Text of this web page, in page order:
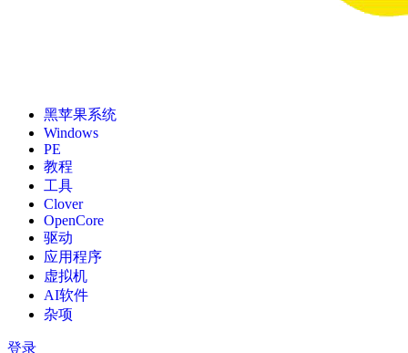
黑苹果系统
Windows
PE
教程
工具
Clover
OpenCore
驱动
应用程序
虚拟机
AI软件
杂项
登录